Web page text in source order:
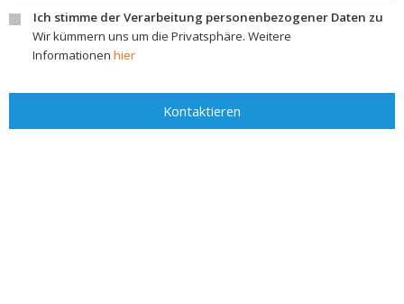
Ich stimme der Verarbeitung personenbezogener Daten zu
Wir kümmern uns um die Privatsphäre. Weitere
Informationen hier
Kontaktieren